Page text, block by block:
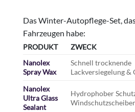
Das Winter-Autopflege-Set,
Fahrzeugen habe:
PRODUKT ZWECK
Nanolex
Spray Wax
Schnell trocknende
Lackversiegelung &
Nanolex
Ultra Glass
Sealant
Hydrophober